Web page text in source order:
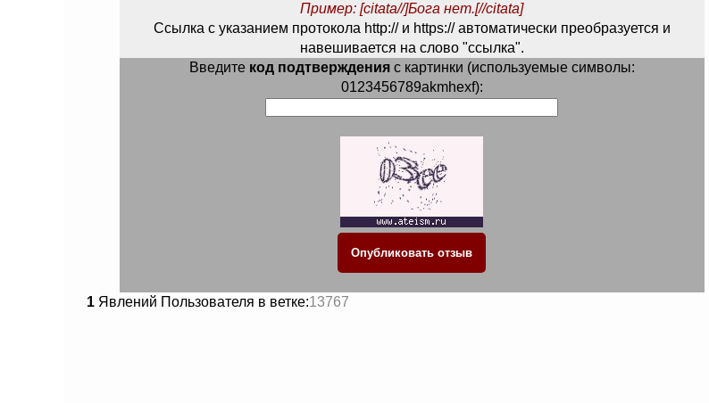
Пример: [citata//]Бога нет.[//citata]
Ссылка с указанием протокола http:// и https:// автоматически преобразуется и
навешивается на слово "ссылка".
Введите код подтвержденияс картинки (используемые символы:
0123456789akmhexf):
1 Явлений Пользователя в ветке:13767